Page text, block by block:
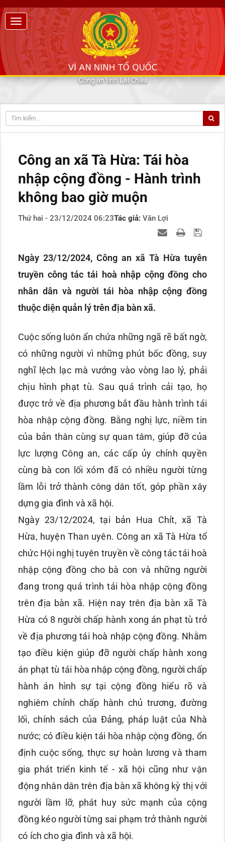
Công an tỉnh Lai Châu
Công an xã Tà Hừa: Tái hòa
nhập cộng đồng - Hành trình
không bao giờ muộn
Thứ hai - 23/12/2024 06:23Tác giả: Văn Lợi
Ngày 23/12/2024, Công an xã Tà Hừa tuyên
truyền công tác tái hoà nhập cộng đồng cho
nhân dân và người tái hòa nhập cộng đồng
thuộc diện quản lý trên địa bàn xã.
Cuộc sống luôn ẩn chứa những ngã rẽ bất ngờ,
có những người vì những phút bốc đồng, suy
nghĩ lệch lạc mà vướng vào vòng lao lý, phải
chịu hình phạt tù. Sau quá trình cải tạo, họ
được trở về địa phương bắt đầu hành trình tái
hòa nhập cộng đồng. Bằng nghị lực, niềm tin
của bản thân cùng sự quan tâm, giúp đỡ của
lực lượng Công an, các cấp ủy chính quyền
cùng bà con lối xóm đã có nhiều người từng
lầm lỗi trở thành công dân tốt, góp phần xây
dựng gia đình và xã hội.
Ngày 23/12/2024, tại bản Hua Chít, xã Tà
Hừa, huyện Than uyên. Công an xã Tà Hừa tổ
chức Hội nghị tuyên truyền về công tác tái hoà
nhập cộng đồng cho bà con và những người
đang trong quá trình tái hòa nhập cộng đồng
trên địa bàn xã. Hiện nay trên địa bàn xã Tà
Hừa có 8 người chấp hành xong án phạt tù trở
về địa phương tái hoà nhập cộng đồng. Nhằm
tạo điều kiện giúp đỡ người chấp hành xong
án phạt tù tái hòa nhập cộng đồng, người chấp
hành án hình sự tại cộng đồng hiểu rõ và
nghiêm chỉnh chấp hành chủ trương, đường
lối, chính sách của Đảng, pháp luật của Nhà
nước; có điều kiện tái hòa nhập cộng đồng, ổn
định cuộc sống, thực sự hoàn lương và tham
gia phát triển kinh tế - xã hội cũng như vận
động nhân dân trên địa bàn xã không kỳ thị với
người lầm lỡ, phát huy sức mạnh của cộng
đồng kéo người từng sai phạm trở thành người
có ích cho gia đình và xã hội.